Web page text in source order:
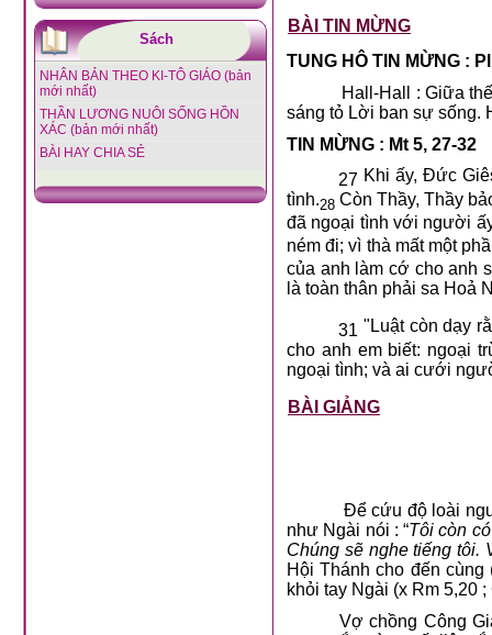
Sách
NHÂN BẢN THEO KI-TÔ GIÁO (bản
mới nhất)
THẦN LƯƠNG NUÔI SỐNG HỒN
XÁC (bản mới nhất)
BÀI HAY CHIA SẺ
BÀI TIN MỪNG
TUNG HÔ TIN MỪNG :
Hall-Hall : Giữa thế
sáng tỏ Lời ban sự sống.
TIN MỪNG : Mt 5, 27-32
27 Khi ấy, Đức
tình.28 Còn Thầy, Thầy
đã ngoại tình với người
ném đi; vì thà mất một
của anh làm cớ cho anh
là toàn thân phải sa Hoả
31 "Luật còn dạy
cho anh em biết: ngoại
ngoại tình; và ai cưới
BÀI GIẢNG
Để cứu độ loài
như Ngài nói : “Tôi còn
Chúng sẽ nghe tiếng tôi.
Hội Thánh cho đến
khỏi tay Ngài (x Rm 5,20 ;
Vợ chồng Công